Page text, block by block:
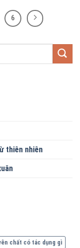
6
thiên nhiên
chất có tác dụng gì